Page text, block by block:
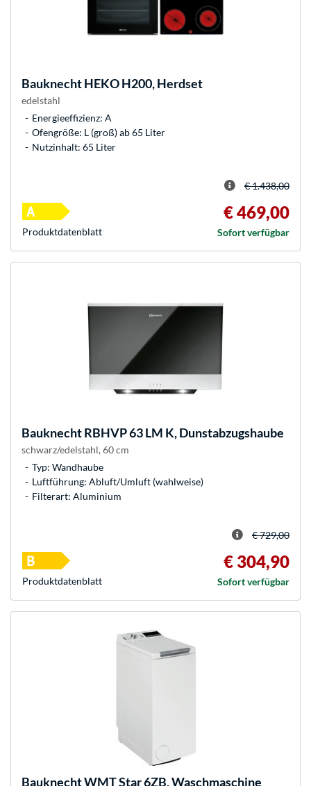
BauknechtHEKO H200, Herdset
edelstahl
Energieeffizienz: A
Ofengröße: L (groß) ab 65 Liter
Nutzinhalt: 65 Liter
€ 1.438,00
€ 469,00
Sofort verfügbar
Produkt­datenblatt
BauknechtRBHVP 63 LM K, Dunstabzugshaube
schwarz/edelstahl, 60 cm
Typ: Wandhaube
Luftführung: Abluft/Umluft (wahlweise)
Filterart: Aluminium
€ 729,00
€ 304,90
Sofort verfügbar
Produkt­datenblatt
BauknechtWMT Star 6ZB, Waschmaschine